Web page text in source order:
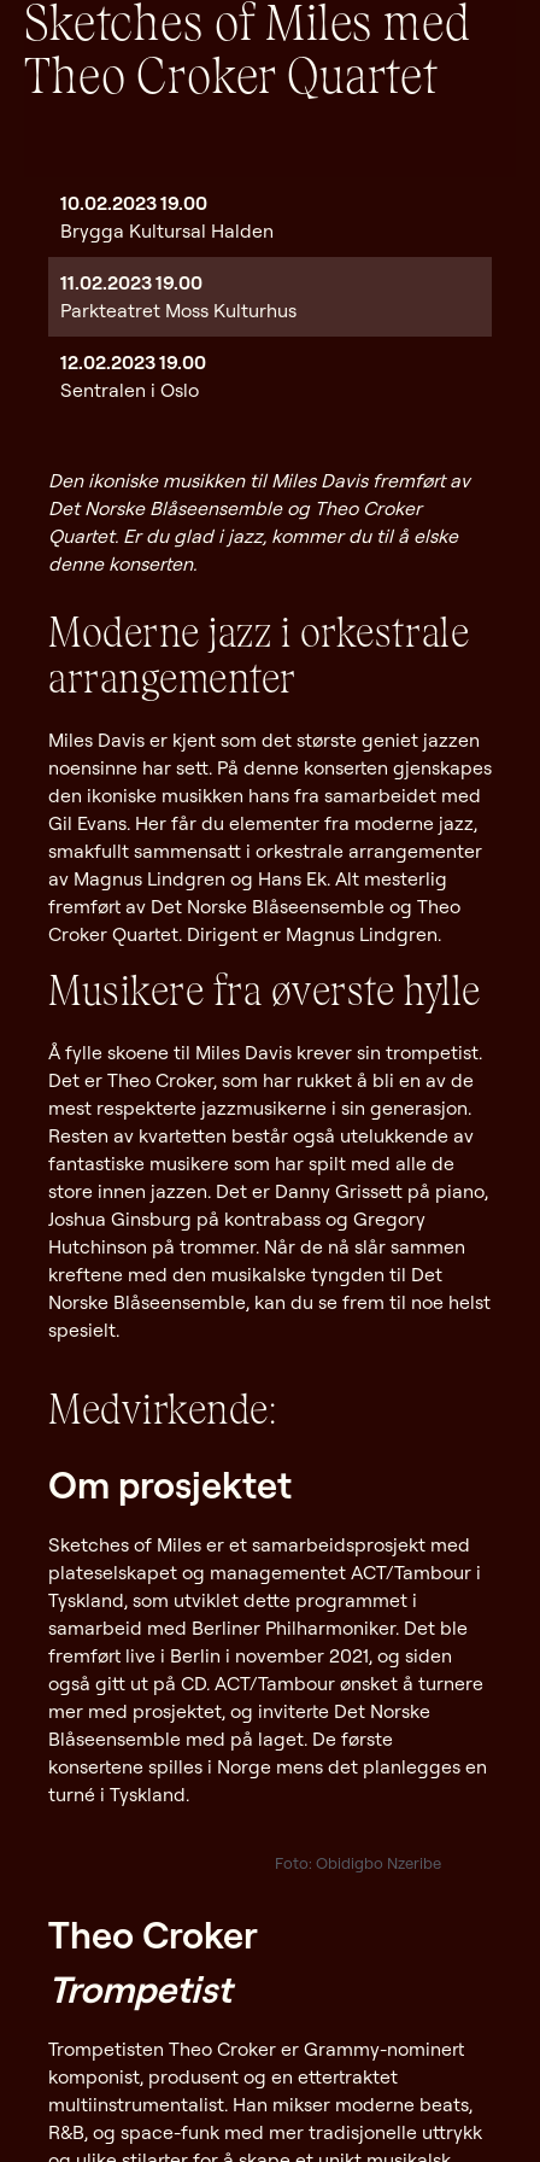
Sketches of Miles med
Theo Croker Quartet
10.02.202319.00
Brygga Kultursal Halden
11.02.202319.00
Parkteatret Moss Kulturhus
12.02.202319.00
Sentralen i Oslo
Den ikoniske musikken til Miles Davis fremført av
Det Norske Blåseensemble og Theo Croker
Quartet. Er du glad i jazz, kommer du til å elske
denne konserten.
Moderne jazz i orkestrale
arrangementer
Miles Davis er kjent som det største geniet jazzen
noensinne har sett. På denne konserten gjenskapes
den ikoniske musikken hans fra samarbeidet med
Gil Evans. Her får du elementer fra moderne jazz,
smakfullt sammensatt i orkestrale arrangementer
av Magnus Lindgren og Hans Ek. Alt mesterlig
fremført av Det Norske Blåseensemble og Theo
Croker Quartet. Dirigent er Magnus Lindgren.
Musikere fra øverste hylle
Å fylle skoene til Miles Davis krever sin trompetist.
Det er Theo Croker, som har rukket å bli en av de
mest respekterte jazzmusikerne i sin generasjon.
Resten av kvartetten består også utelukkende av
fantastiske musikere som har spilt med alle de
store innen jazzen. Det er Danny Grissett på piano,
Joshua Ginsburg på kontrabass og Gregory
Hutchinson på trommer. Når de nå slår sammen
kreftene med den musikalske tyngden til Det
Norske Blåseensemble, kan du se frem til noe helst
spesielt.
Medvirkende:
Om prosjektet
Sketches of Miles er et samarbeidsprosjekt med
plateselskapet og managementet ACT/Tambour i
Tyskland, som utviklet dette programmet i
samarbeid med Berliner Philharmoniker. Det ble
fremført live i Berlin i november 2021, og siden
også gitt ut på CD. ACT/Tambour ønsket å turnere
mer med prosjektet, og inviterte Det Norske
Blåseensemble med på laget. De første
konsertene spilles i Norge mens det planlegges en
turné i Tyskland.
Theo Croker
Trompetist
Trompetisten Theo Croker er Grammy-nominert
komponist, produsent og en ettertraktet
multiinstrumentalist. Han mikser moderne beats,
R&B, og space-funk med mer tradisjonelle uttrykk
Foto: Obidigbo Nzeribe